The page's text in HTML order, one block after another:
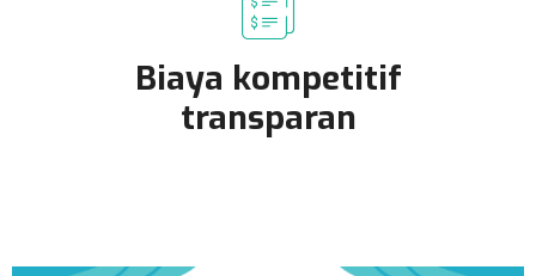
Biaya kompetitif
transparan